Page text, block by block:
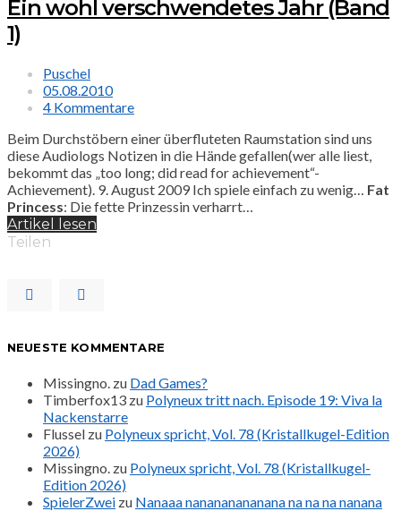
Ein wohl verschwendetes Jahr (Band
1)
Puschel
05.08.2010
4 Kommentare
Beim Durchstöbern einer überfluteten Raumstation sind uns
diese Audiologs Notizen in die Hände gefallen(wer alle liest,
bekommt das „too long; did read for achievement“-
Achievement). 9. August 2009 Ich spiele einfach zu wenig… Fat
Princess: Die fette Prinzessin verharrt…
Artikel lesen
Teilen
NEUESTE KOMMENTARE
Missingno. zu Dad Games?
Timberfox13 zu Polyneux tritt nach. Episode 19: Viva la
Nackenstarre
Flussel zu Polyneux spricht, Vol. 78 (Kristallkugel-Edition
2026)
Missingno. zu Polyneux spricht, Vol. 78 (Kristallkugel-
Edition 2026)
SpielerZwei zu Nanaaa nanananananana na na na nanana